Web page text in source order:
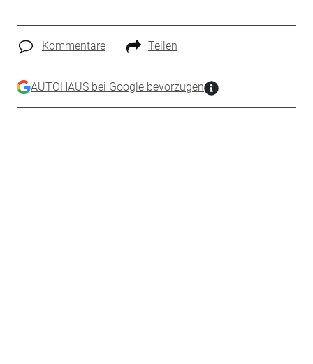
Kommentare Teilen
AUTOHAUS bei Google bevorzugen